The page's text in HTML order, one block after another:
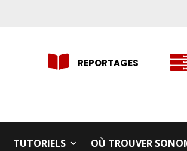
 REPORTAGES
TUTORIELS OÙ TROUVER